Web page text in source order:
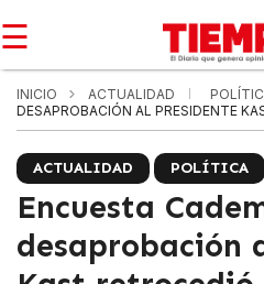
☰
INICIO ACTUALIDAD
DESAPROBACIÓN AL PRESIDENTE
ACTUALIDAD POLÍTICA
Encuesta
desaprobación